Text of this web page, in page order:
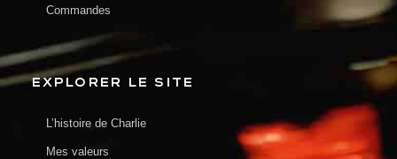
EXPLORER LE SITE
L’histoire de Charlie
Mes valeurs
Commandes